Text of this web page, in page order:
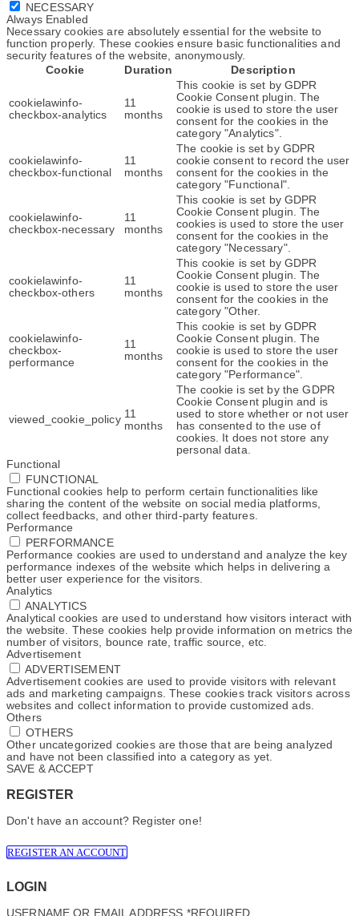
NECESSARY
Always Enabled
Necessary cookies are absolutely essential for the website to
function properly. These cookies ensure basic functionalities and
security features of the website, anonymously.
Cookie
Duration Description
cookielawinfo-
checkbox-analytics
11
months
This cookie is set by GDPR
Cookie Consent plugin. The
cookie is used to store the user
consent for the cookies in the
category "Analytics".
cookielawinfo-
checkbox-functional
11
months
The cookie is set by GDPR
cookie consent to record the user
consent for the cookies in the
category "Functional".
cookielawinfo-
checkbox-necessary
11
months
This cookie is set by GDPR
Cookie Consent plugin. The
cookies is used to store the user
consent for the cookies in the
category "Necessary".
cookielawinfo-
checkbox-others
11
months
This cookie is set by GDPR
Cookie Consent plugin. The
cookie is used to store the user
consent for the cookies in the
category "Other.
cookielawinfo-
checkbox-
performance
11
months
This cookie is set by GDPR
Cookie Consent plugin. The
cookie is used to store the user
consent for the cookies in the
category "Performance".
viewed_cookie_policy 11
months
The cookie is set by the GDPR
Cookie Consent plugin and is
used to store whether or not user
has consented to the use of
cookies. It does not store any
personal data.
Functional
FUNCTIONAL
Functional cookies help to perform certain functionalities like
sharing the content of the website on social media platforms,
collect feedbacks, and other third-party features.
Performance
PERFORMANCE
Performance cookies are used to understand and analyze the key
performance indexes of the website which helps in delivering a
better user experience for the visitors.
Analytics
ANALYTICS
Analytical cookies are used to understand how visitors interact with
the website. These cookies help provide information on metrics the
number of visitors, bounce rate, traffic source, etc.
Advertisement
ADVERTISEMENT
Advertisement cookies are used to provide visitors with relevant
ads and marketing campaigns. These cookies track visitors across
websites and collect information to provide customized ads.
Others
OTHERS
Other uncategorized cookies are those that are being analyzed
and have not been classified into a category as yet.
SAVE & ACCEPT
REGISTER
Don't have an account? Register one!
REGISTER AN ACCOUNT
LOGIN
USERNAME OR EMAIL ADDRESS *REQUIRED